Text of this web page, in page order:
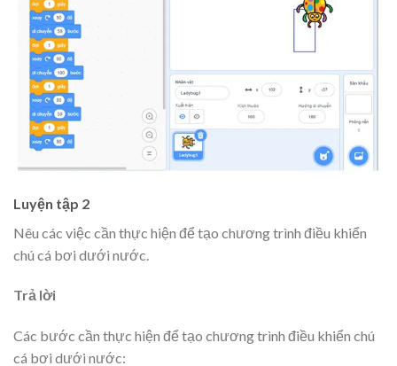
Luyện tập 2
Nêu các việc cần thực hiện để tạo chương trình điều khiển
chú cá bơi dưới nước.
Trả lời
Các bước cần thực hiện để tạo chương trình điều khiển chú
cá bơi dưới nước: